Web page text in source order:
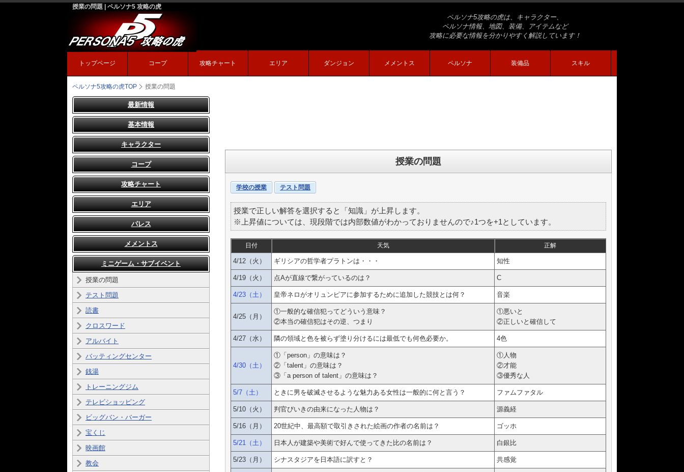
授業の問題 | ペルソナ5 攻略の虎
ペルソナ5攻略の虎は、キャラクター、
ペルソナ情報、地図、装備、アイテムなど
攻略に必要な情報を分かりやすく解説しています！
トップページ コープ 攻略チャート エリア ダンジョン メメントス ペルソナ 装備品 スキル
ペルソナ5攻略の虎TOP 授業の問題
授業の問題
学校の授業 テスト問題
授業で正しい解答を選択すると「知識」が上昇します。
※上昇値については、現段階では内部数値がわかっておりませんので♪1つを+1としています。
日付 天気 正解
4/12（火） ギリシアの哲学者プラトンは・・・ 知性
4/19（火） 点Aが直線で繋がっているのは？ C
4/23（土） 皇帝ネロがオリュンピアに参加するために追加した競技とは何？ 音楽
4/25（月）
①一般的な確信犯ってどういう意味？
②本当の確信犯はその逆、つまり
①悪いと
②正しいと確信して
4/27（水） 隣の領域と色を被らず塗り分けるには最低でも何色必要か。 4色
4/30（土）
①「person」の意味は？
②「talent」の意味は？
③「a person of talent」の意味は？
①人物
②才能
③優秀な人
5/7（土） ときに男を破滅させるような魅力ある女性は一般的に何と言う？ ファムファタル
5/10（火） 判官びいきの由来になった人物は？ 源義経
5/16（月） 20世紀中、最高額で取引きされた絵画の作者の名前は？ ゴッホ
5/21（土） 日本人が建築や美術で好んで使ってきた比の名前は？ 白銀比
5/23（月） シナスタジアを日本語に訳すと？ 共感覚
最新情報
基本情報
キャラクター
コープ
攻略チャート
エリア
パレス
メメントス
ミニゲーム・サブイベント
授業の問題
テスト問題
読書
クロスワード
アルバイト
バッティングセンター
銭湯
トレーニングジム
テレビショッピング
ビッグバン・バーガー
宝くじ
映画館
教会